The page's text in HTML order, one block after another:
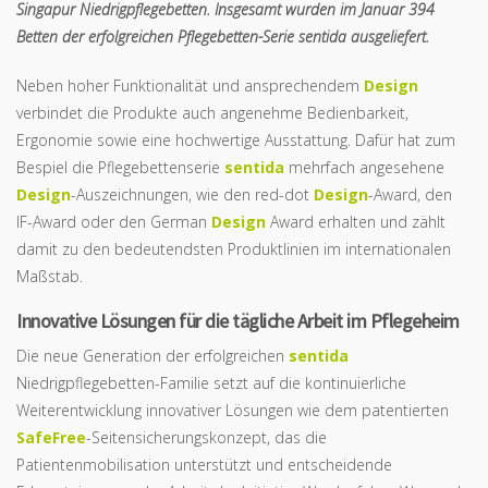
Singapur Niedrigpflegebetten. Insgesamt wurden im Januar 394
Betten der erfolgreichen Pflegebetten-Serie sentida ausgeliefert.
Neben hoher Funktionalität und ansprechendem Design
verbindet die Produkte auch angenehme Bedienbarkeit,
Ergonomie sowie eine hochwertige Ausstattung. Dafür hat zum
Bespiel die Pflegebettenserie sentida mehrfach angesehene
Design-Auszeichnungen, wie den red-dot Design-Award, den
IF-Award oder den German Design Award erhalten und zählt
damit zu den bedeutendsten Produktlinien im internationalen
Maßstab.
Innovative Lösungen für die tägliche Arbeit im Pflegeheim
Die neue Generation der erfolgreichen sentida
Niedrigpflegebetten-Familie setzt auf die kontinuierliche
Weiterentwicklung innovativer Lösungen wie dem patentierten
SafeFree-Seitensicherungskonzept, das die
Patientenmobilisation unterstützt und entscheidende